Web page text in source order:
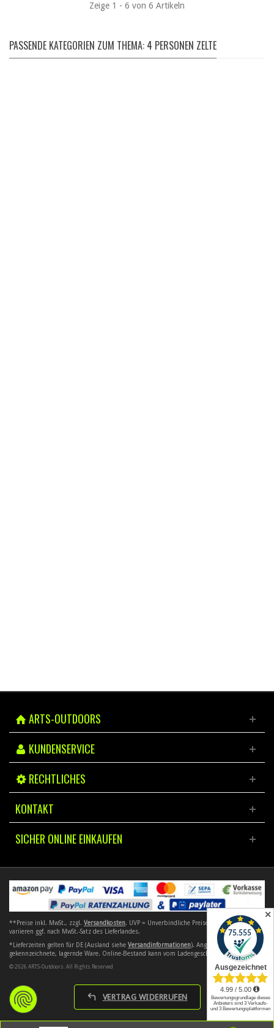
Zeige 1 - 6 von 6 Artikeln
PASSENDE KATEGORIEN ZUM THEMA: 4 PERSONEN ZELTE
ARTS-OUTDOORS
KUNDENSERVICE
RECHTLICHES
KONTAKT
SICHER ONLINE EINKAUFEN
VERTRAG WIDERRUFEN
**Preise inkl. MwSt., zzgl. Versandkosten. UVP = Unverbindliche Preisempfehlung. Preise
variieren ggf. nach MwSt.-Satz des Lieferlandes.
*Lieferzeiten gelten für DE (Ausland siehe Versandinformationen). Angebote gelten nur für
gekennzeichnete, lagernde Ware. Online-Bestand kann vom Ladengeschäft abweichen.
© 2026 ARTS-Outdoors. All Rights Reserved
✕